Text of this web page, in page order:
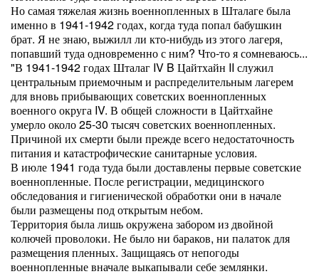
Но самая тяжелая жизнь военнопленных в Шталаге была
именно в 1941-1942 годах, когда туда попал бабушкин
брат. Я не знаю, выжилл ли кто-нибудь из этого лагеря,
попавший туда одновременно с ним? Что-то я сомневаюсь...
"В 1941-1942 годах Шталаг IV B Цайтхайн II служил
центральным приемочным и распределительным лагерем
для вновь прибывающих советских военнопленных
военного округа IV. В общей сложности в Цайтхайне
умерло около 25-30 тысяч советских военнопленных.
Причиной их смерти были прежде всего недостаточность
питания и катастрофические санитарные условия.
В июле 1941 года туда были доставлены первые советские
военнопленные. После регистрации, медицинского
обследования и гигиенической обработки они в начале
были размещены под открытым небом.
Территория была лишь окружена забором из двойной
колючей проволоки. Не было ни бараков, ни палаток для
размещения пленных. Защищаясь от непогоды
военнопленные вначале выкапывали себе землянки.